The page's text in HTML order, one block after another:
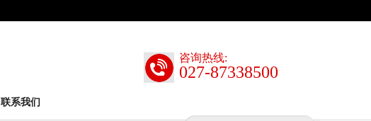
027-87338500
咨询热线:
联系我们